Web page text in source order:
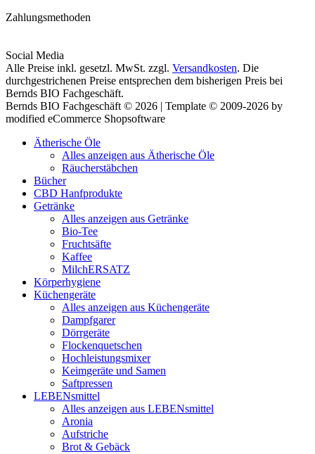
Zahlungsmethoden
Social Media
Alle Preise inkl. gesetzl. MwSt. zzgl. Versandkosten. Die
durchgestrichenen Preise entsprechen dem bisherigen Preis bei
Bernds BIO Fachgeschäft.
Bernds BIO Fachgeschäft © 2026 | Template © 2009-2026 by
modified eCommerce Shopsoftware
Ätherische Öle
Alles anzeigen aus Ätherische Öle
Räucherstäbchen
Bücher
CBD Hanfprodukte
Getränke
Alles anzeigen aus Getränke
Bio-Tee
Fruchtsäfte
Kaffee
MilchERSATZ
Körperhygiene
Küchengeräte
Alles anzeigen aus Küchengeräte
Dampfgarer
Dörrgeräte
Flockenquetschen
Hochleistungsmixer
Keimgeräte und Samen
Saftpressen
LEBENsmittel
Alles anzeigen aus LEBENsmittel
Aronia
Aufstriche
Brot & Gebäck